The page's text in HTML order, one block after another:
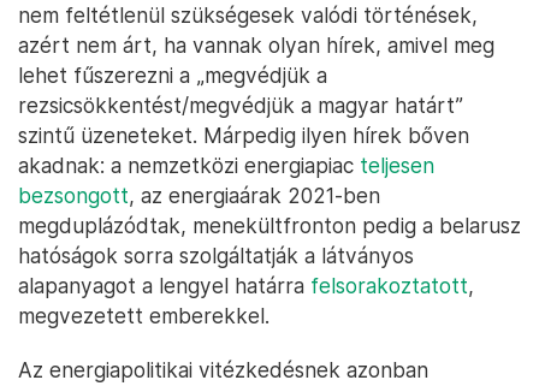
nem feltétlenül szükségesek valódi történések,
azért nem árt, ha vannak olyan hírek, amivel meg
lehet fűszerezni a „megvédjük a
rezsicsökkentést/megvédjük a magyar határt”
szintű üzeneteket. Márpedig ilyen hírek bőven
akadnak: a nemzetközi energiapiac teljesen
bezsongott, az energiaárak 2021-ben
megduplázódtak, menekültfronton pedig a belarusz
hatóságok sorra szolgáltatják a látványos
alapanyagot a lengyel határra felsorakoztatott,
megvezetett emberekkel.
Az energiapolitikai vitézkedésnek azonban